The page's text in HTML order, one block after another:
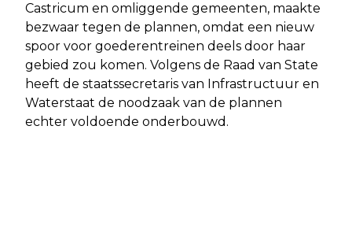
Castricum en omliggende gemeenten, maakte
bezwaar tegen de plannen, omdat een nieuw
spoor voor goederentreinen deels door haar
gebied zou komen. Volgens de Raad van State
heeft de staatssecretaris van Infrastructuur en
Waterstaat de noodzaak van de plannen
echter voldoende onderbouwd.